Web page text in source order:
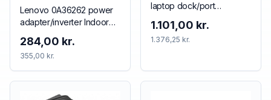
Lenovo 0A36262 power
adapter/inverter Indoor
284,00 kr.
355,00 kr.
laptop dock/port
1.101,00 kr.
1.376,25 kr.